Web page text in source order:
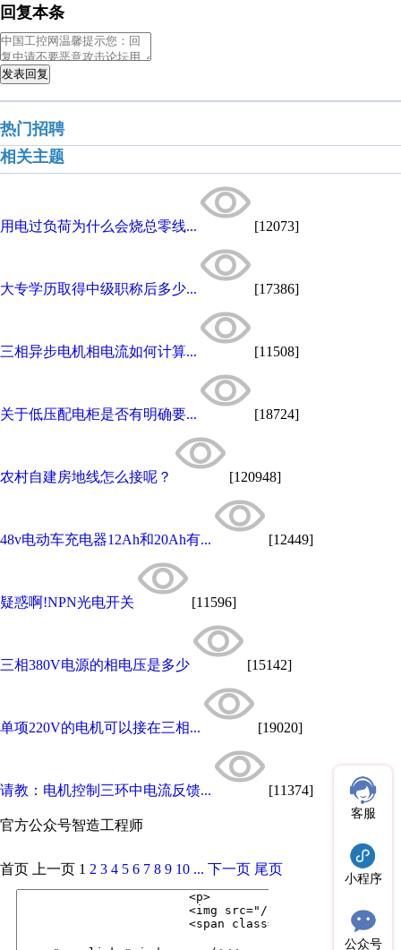
回复本条
发表回复
热门招聘
相关主题
用电过负荷为什么会烧总零线... [12073]
大专学历取得中级职称后多少... [17386]
三相异步电机相电流如何计算... [11508]
关于低压配电柜是否有明确要... [18724]
农村自建房地线怎么接呢？ [120948]
48v电动车充电器12Ah和20Ah有... [12449]
疑惑啊!NPN光电开关 [11596]
三相380V电源的相电压是多少 [15142]
单项220V的电机可以接在三相... [19020]
请教：电机控制三环中电流反馈... [11374]
官方公众号智造工程师
客服
小程序
公众号
首页 上一页 1 2 3 4 5 6 7 8 9 10 ... 下一页 尾页